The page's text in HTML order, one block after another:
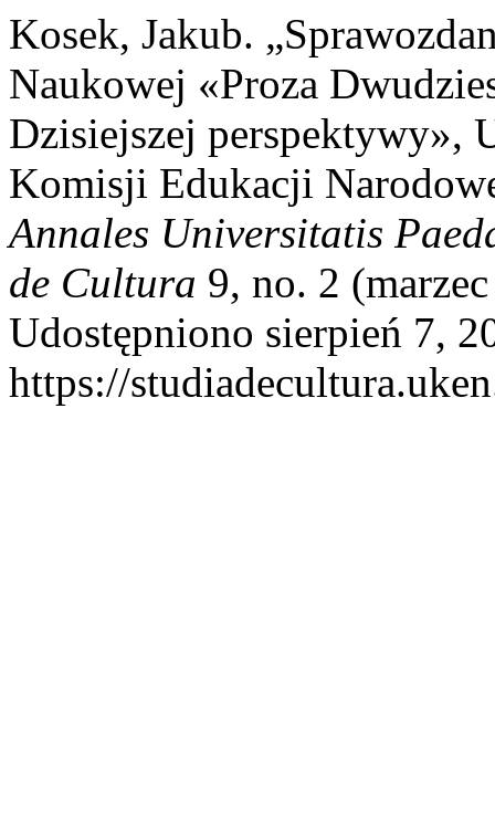
Kosek, Jakub.
Naukowej «Proza
Dzisiejszej perspektywy»,
Komisji Edukacji
Annales Universitatis
de Cultura 9, no. 2
Udostępniono sierpień 7,
https://